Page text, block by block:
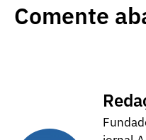
Comente